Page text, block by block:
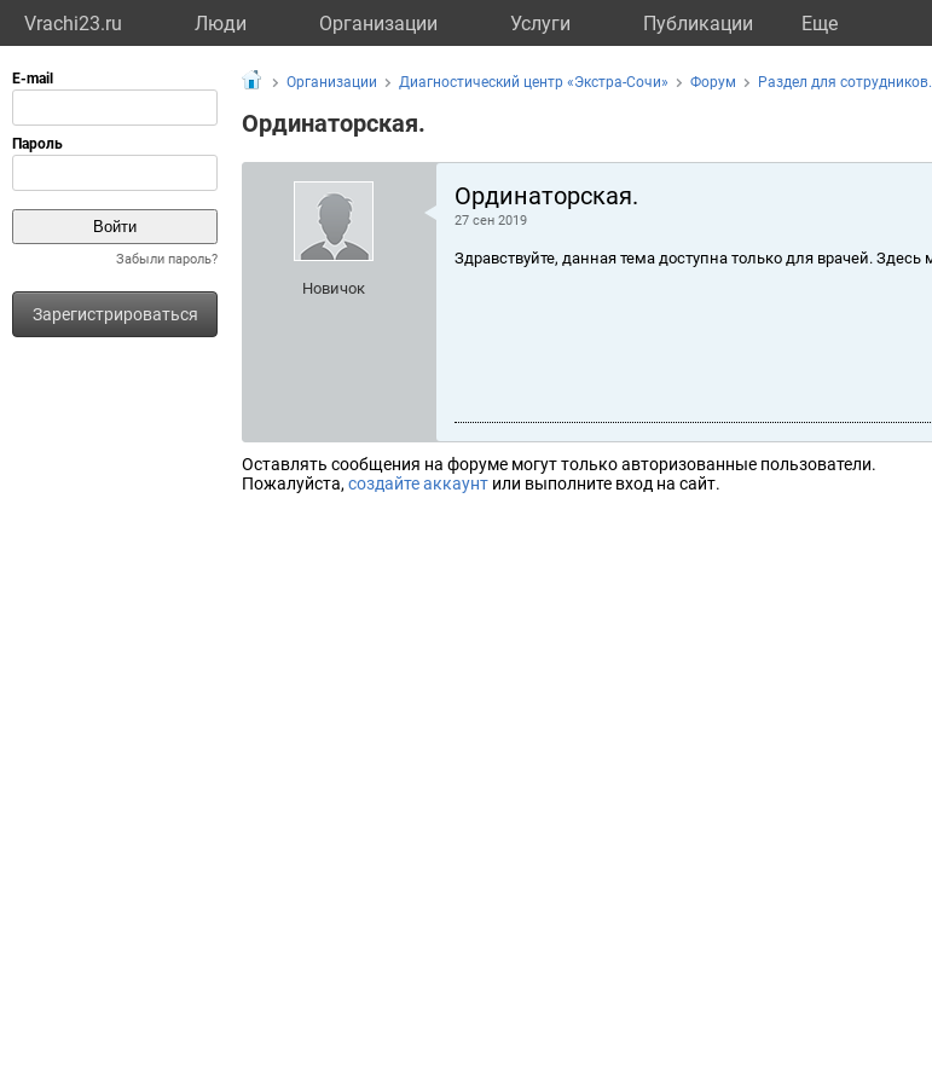
Vrachi23.ru Люди Организации Услуги Публикации Eще
Забыли пароль?
Зарегистрироваться
Организации Диагностический центр «Экстра-Сочи» Форум Раздел для сотрудников.
Ординаторская.
Новичок
Ординаторская.
27 сен 2019
Здравствуйте, данная тема доступна только для врачей.
Оставлять сообщения на форуме могут только авторизованные пользователи.
Пожалуйста, создайте аккаунт или выполните вход на сайт.